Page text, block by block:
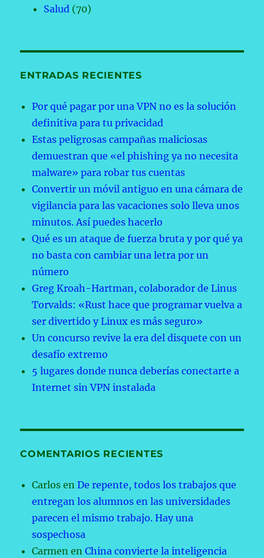
Salud (70)
ENTRADAS RECIENTES
Por qué pagar por una VPN no es la solución
definitiva para tu privacidad
Estas peligrosas campañas maliciosas
demuestran que «el phishing ya no necesita
malware» para robar tus cuentas
Convertir un móvil antiguo en una cámara de
vigilancia para las vacaciones solo lleva unos
minutos. Así puedes hacerlo
Qué es un ataque de fuerza bruta y por qué ya
no basta con cambiar una letra por un
número
Greg Kroah-Hartman, colaborador de Linus
Torvalds: «Rust hace que programar vuelva a
ser divertido y Linux es más seguro»
Un concurso revive la era del disquete con un
desafío extremo
5 lugares donde nunca deberías conectarte a
Internet sin VPN instalada
COMENTARIOS RECIENTES
Carlos enDe repente, todos los trabajos que
entregan los alumnos en las universidades
parecen el mismo trabajo. Hay una
sospechosa
Carmen enChina convierte la inteligencia